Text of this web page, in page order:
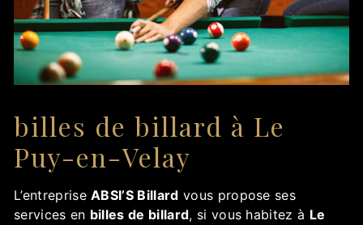
billes de billard à Le
Puy-en-Velay
L’entrepriseABSI’S Billard vous propose ses
services en billes de billard, si vous habitez à Le